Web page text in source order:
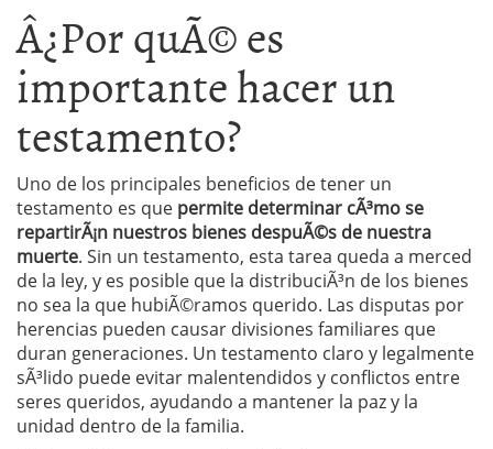
Â¿Por quÃ© es
importante hacer un
testamento?
Uno de los principales beneficios de tener un
testamento es que permite determinar cÃ³mo se
repartirÃ¡n nuestros bienes despuÃ©s de nuestra
muerte. Sin un testamento, esta tarea queda a merced
de la ley, y es posible que la distribuciÃ³n de los bienes
no sea la que hubiÃ©ramos querido. Las disputas por
herencias pueden causar divisiones familiares que
duran generaciones. Un testamento claro y legalmente
sÃ³lido puede evitar malentendidos y conflictos entre
seres queridos, ayudando a mantener la paz y la
unidad dentro de la familia.